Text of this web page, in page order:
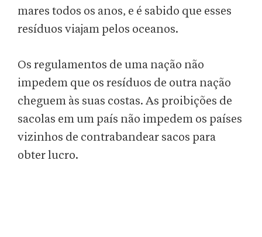
mares todos os anos, e é sabido que esses
resíduos viajam pelos oceanos.
Os regulamentos de uma nação não
impedem que os resíduos de outra nação
cheguem às suas costas. As proibições de
sacolas em um país não impedem os países
vizinhos de contrabandear sacos para
obter lucro.